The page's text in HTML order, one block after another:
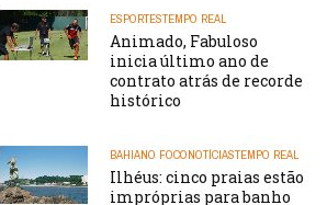
ESPORTESTEMPO REAL
Animado, Fabuloso
inicia último ano de
contrato atrás de recorde
histórico
BAHIANO FOCONOTÍCIASTEMPO REAL
Ilhéus: cinco praias estão
impróprias para banho
EQUIPE O PORTAL CONTATO
/// WebtivaHOSTING